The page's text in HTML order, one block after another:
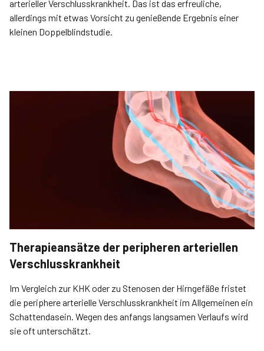
arterieller Verschlusskrankheit. Das ist das erfreuliche,
allerdings mit etwas Vorsicht zu genießende Ergebnis einer
kleinen Doppelblindstudie.
Therapieansätze der peripheren arteriellen
Verschlusskrankheit
Im Vergleich zur KHK oder zu Stenosen der Hirngefäße fristet
die periphere arterielle Verschlusskrankheit im Allgemeinen ein
Schattendasein. Wegen des anfangs langsamen Verlaufs wird
sie oft unterschätzt.